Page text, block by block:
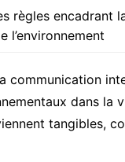
règles encadrant
l’environnement
communication
dans la
tangibles,